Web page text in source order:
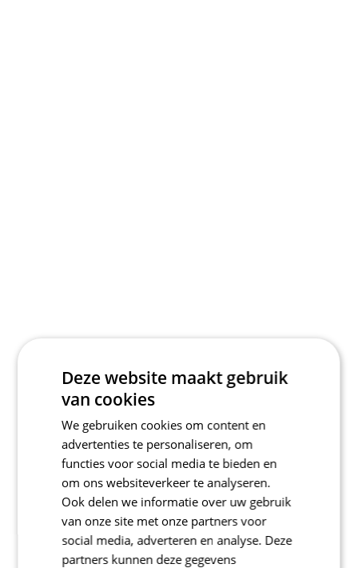
Deze website maakt gebruik
van cookies
We gebruiken cookies om content en
advertenties te personaliseren, om
functies voor social media te bieden en
om ons websiteverkeer te analyseren.
Ook delen we informatie over uw gebruik
van onze site met onze partners voor
social media, adverteren en analyse. Deze
partners kunnen deze gegevens